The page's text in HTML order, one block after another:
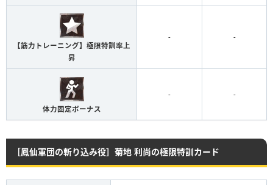
【筋力トレーニング】極限特訓率上
昇
- -
体力固定ボーナス
- -
［鳳仙軍団の斬り込み役］菊地 利尚の極限特訓カード